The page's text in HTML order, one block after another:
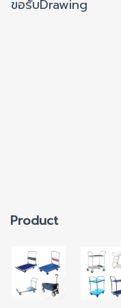
ขอรับDrawing
Product